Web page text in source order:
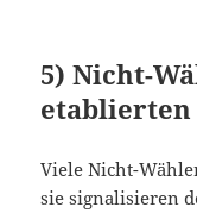
5) Nicht-
etablierten
Viele Nicht-
sie signalisieren